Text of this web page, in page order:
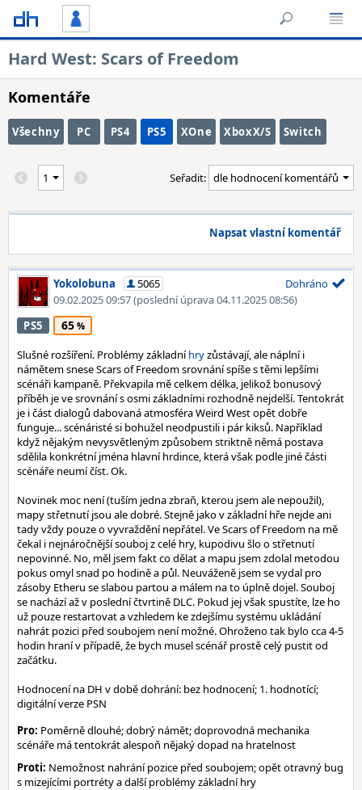
Hard West: Scars of Freedom
Komentáře
Všechny PC PS4 PS5 XOne XboxX/S Switch
Seřadit:
Napsat vlastní komentář
Yokolobuna
5065
09.02.2025 09:57(poslední úprava 04.11.2025 08:56)
Dohráno
PS5 65
Slušné rozšíření. Problémy základníhryzůstávají, ale náplní i
námětem snese Scars of Freedom srovnání spíše s těmi lepšími
scénáři kampaně. Překvapila mě celkem délka, jelikož bonusový
příběh je ve srovnání s osmi základními rozhodně nejdelší. Tentokrát
je i část dialogů dabovaná atmosféra Weird West opět dobře
funguje... scénáristé si bohužel neodpustili i pár kiksů. Například
když nějakým nevysvětleným způsobem striktně němá postava
sdělila konkrétní jména hlavní hrdince, která však podle jiné části
scénáře neumí číst. Ok.
Novinek moc není (tuším jedna zbraň, kterou jsem ale nepoužil),
mapy střetnutí jsou ale dobré. Stejně jako v základní hře nejde ani
tady vždy pouze o vyvraždění nepřátel. Ve Scars of Freedom na mě
čekal i nejnáročnější souboj z celé hry, kupodivu šlo o střetnutí
nepovinné. No, měl jsem fakt co dělat a mapu jsem zdolal metodou
pokus omyl snad po hodině a půl. Neuváženě jsem se vydal pro
zásoby Etheru se slabou partou a málem na to úplně dojel. Souboj
se nachází až v poslední čtvrtině DLC. Pokud jej však spustíte, lze ho
už pouze restartovat a vzhledem ke zdejšímu systému ukládání
nahrát pozici před soubojem není možné. Ohroženo tak bylo cca 4-5
hodin hraní v případě, že bych musel scénář prostě celý pustit od
začátku.
Hodnocení na DH v době dohrání: bez hodnocení; 1. hodnotící;
digitální verze PSN
Pro: Poměrně dlouhé; dobrý námět; doprovodná mechanika
scénáře má tentokrát alespoň nějaký dopad na hratelnost
Proti: Nemožnost nahrání pozice před soubojem; opět otravný bug
s mizejícími portréty a další problémy základní hry